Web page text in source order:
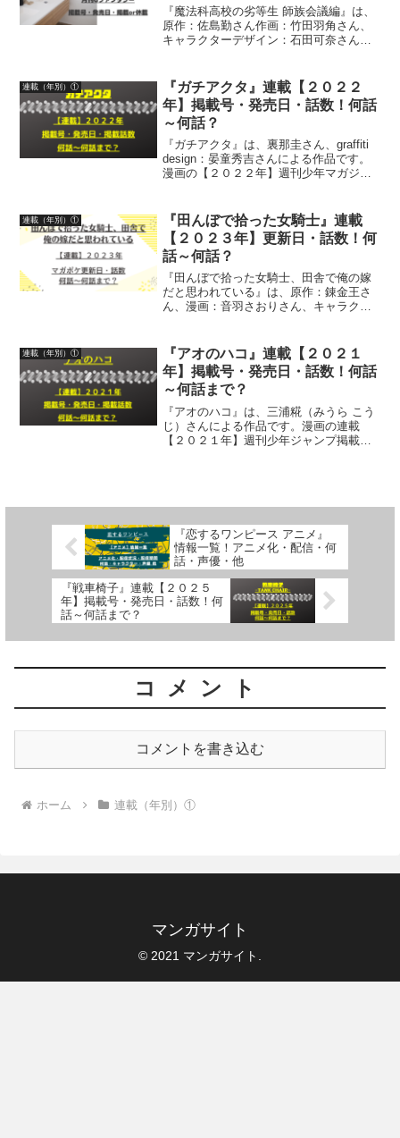
『魔法科高校の劣等生 師族会議編』は、
原作：佐島勤さん作画：竹田羽角さん、
キャラクターデザイン：石田可奈さんに
日、掲載or休載について、詳しく紹介し
ています
連載（年別）①
『ガチアクタ』連載【２０２２
年】掲載号・発売日・話数！何話
～何話？
『ガチアクタ』は、裏那圭さん、graffiti
design：晏童秀吉さんによる作品です。
漫画の【２０２２年】週刊少年マガジン
連載（年別）①
『田んぼで拾った女騎士』連載
【２０２３年】更新日・話数！何
話～何話？
『田んぼで拾った女騎士、田舎で俺の嫁
だと思われている』は、原作：錬金王さ
ん、漫画：音羽さおりさん、キャラクタ
ガジンポケット）無料話更新日、話数に
ついて詳しく紹介していま...
連載（年別）①
『アオのハコ』連載【２０２１
年】掲載号・発売日・話数！何話
～何話まで？
『アオのハコ』は、三浦糀（みうら こう
じ）さんによる作品です。漫画の連載
【２０２１年】週刊少年ジャンプ掲載
『恋するワンピース アニメ』
情報一覧！アニメ化・配信・何
話・声優・他
『戦車椅子』連載【２０２５
年】掲載号・発売日・話数！何
話～何話まで？
コメント
コメントを書き込む
ホーム 連載（年別）①
マンガサイト
© 2021 マンガサイト.